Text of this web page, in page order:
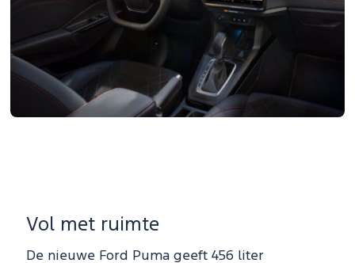
Vol met ruimte
De nieuwe Ford Puma geeft 456 liter